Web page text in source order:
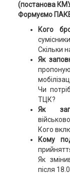
(постанова
Формуємо
Кого
Скільки
Як
Чи
ТЦК?
Як
Кого
Кому
Як
після